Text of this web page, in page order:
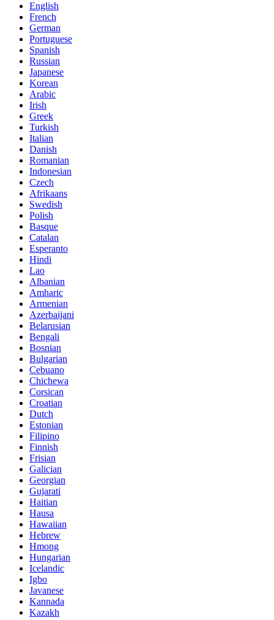
English
French
German
Portuguese
Spanish
Russian
Japanese
Korean
Arabic
Irish
Greek
Turkish
Italian
Danish
Romanian
Indonesian
Czech
Afrikaans
Swedish
Polish
Basque
Catalan
Esperanto
Hindi
Lao
Albanian
Amharic
Armenian
Azerbaijani
Belarusian
Bengali
Bosnian
Bulgarian
Cebuano
Chichewa
Corsican
Croatian
Dutch
Estonian
Filipino
Finnish
Frisian
Galician
Georgian
Gujarati
Haitian
Hausa
Hawaiian
Hebrew
Hmong
Hungarian
Icelandic
Igbo
Javanese
Kannada
Kazakh